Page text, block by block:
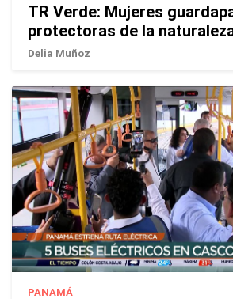
TR Verde: Mujeres
protectoras de la
Delia Muñoz
PANAMÁ